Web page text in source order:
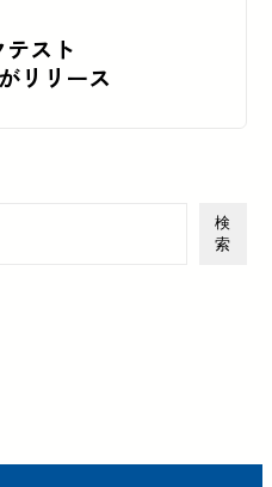
スト
リリース
検
索